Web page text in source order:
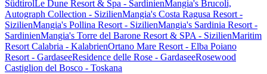
SüdtirolLe Dune Resort & Spa - SardinienMangia's Brucoli,
Autograph Collection - SizilienMangia's Costa Ragusa Resort -
SizilienMangia's Pollina Resort - SizilienMangia's Sardinia Resort -
SardinienMangia's Torre del Barone Resort & SPA - SizilienMaritim
Resort Calabria - KalabrienOrtano Mare Resort - Elba Poiano
Resort - GardaseeResidence delle Rose - GardaseeRosewood
Castiglion del Bosco - Toskana